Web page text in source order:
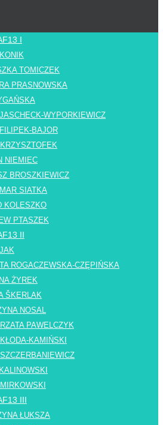
I
TOMICZEK
PRASNOWSKA
WYPORKIEWICZ
BAJOR
KRZYSZTOFEK
NIEMIEC
BROSZKIEWICZ
SIATKA
KOLESZKO
PTASZEK
II
ROGACZEWSKA-CZĘPIŃSKA
ŻYREK
ŠKERLAK
NOSAL
PAWELCZYK
KAMIŃSKI
III
ŁUKSZA